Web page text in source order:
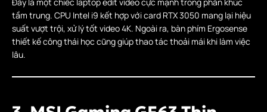
tầm trung. CPU Intel i9 kết hợp với card RTX 3050 mang lại hiệu
suất vượt trội, xử lý tốt video 4K. Ngoài ra, bàn phím Ergosense
thiết kế công thái học cũng giúp thao tác thoải mái khi làm việc
lâu.